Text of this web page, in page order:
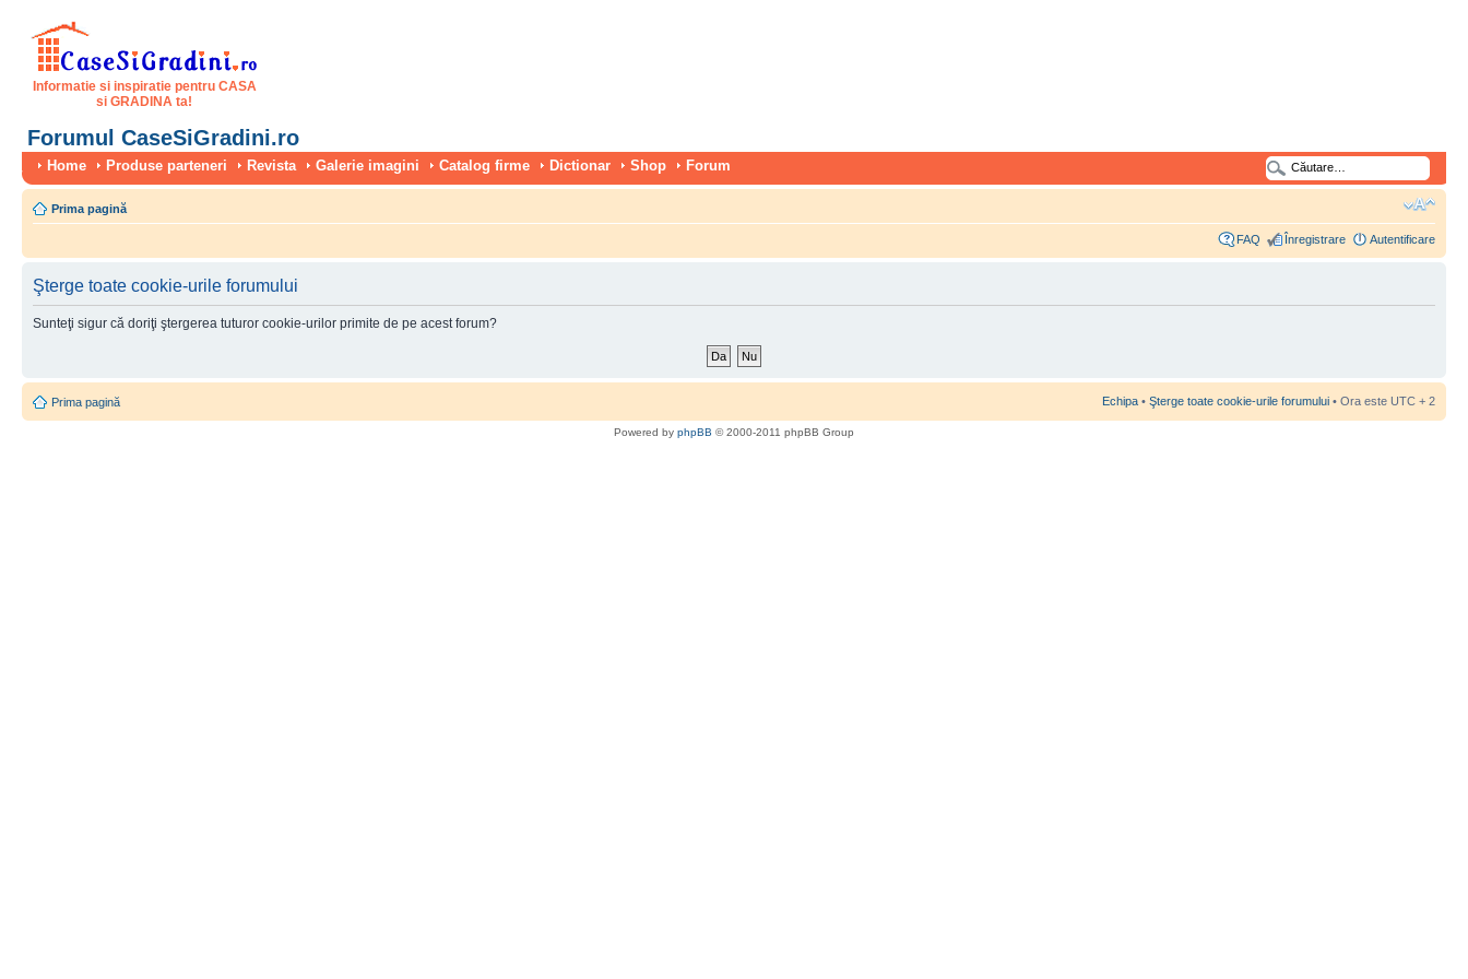
Informatie si inspiratie pentru CASA
si GRADINA ta!
Forumul CaseSiGradini.ro
Home Produse parteneri Revista Galerie imagini Catalog firme Dictionar Shop Forum
Prima pagină
FAQ Înregistrare Autentificare
Şterge toate cookie-urile forumului
Sunteţi sigur că doriţi ştergerea tuturor cookie-urilor primite de pe acest forum?
Prima pagină Echipa • Şterge toate cookie-urile forumului • Ora este UTC + 2
Powered by phpBB © 2000-2011 phpBB Group